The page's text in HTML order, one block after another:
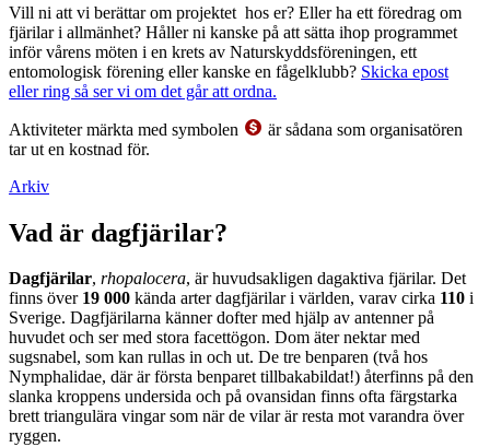
Vill ni att vi berättar om projektet hos er? Eller ha ett föredrag om
fjärilar i allmänhet? Håller ni kanske på att sätta ihop programmet
inför vårens möten i en krets av Naturskyddsföreningen, ett
entomologisk förening eller kanske en fågelklubb? Skicka epost
eller ring så ser vi om det går att ordna.
Aktiviteter märkta med symbolen
är sådana som organisatören
tar ut en kostnad för.
Arkiv
Vad är dagfjärilar?
Dagfjärilar, rhopalocera, är huvudsakligen dagaktiva fjärilar. Det
finns över 19 000 kända arter dagfjärilar i världen, varav cirka 110 i
Sverige. Dagfjärilarna känner dofter med hjälp av antenner på
huvudet och ser med stora facettögon. Dom äter nektar med
sugsnabel, som kan rullas in och ut. De tre benparen (två hos
Nymphalidae, där är första benparet tillbakabildat!) återfinns på den
slanka kroppens undersida och på ovansidan finns ofta färgstarka
brett triangulära vingar som när de vilar är resta mot varandra över
ryggen.